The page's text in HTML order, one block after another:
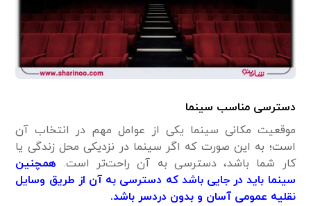
دسترسی مناسب سینما
موقعیت مکانی سینما یکی از عوامل مهم در انتخاب آن
است؛ به این صورت که اگر سینما در نزدیکی محل زندگی یا
کار شما باشد، دسترسی به آن راحت‌تر است. همچنین
سینما باید در جایی باشد که دسترسی به آن از طریق وسایل
نقلیه عمومی آسان و بدون دردسر باشد.